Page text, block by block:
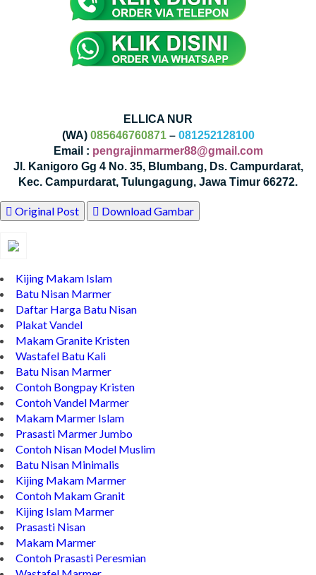
ELLICA NUR
(WA) 085646760871– 081252128100
Email : pengrajinmarmer88@gmail.com
Jl. Kanigoro Gg 4 No. 35, Blumbang, Ds. Campurdarat,
Kec. Campurdarat, Tulungagung, Jawa Timur 66272.
Original Post Download Gambar
Kijing Makam Islam
Batu Nisan Marmer
Daftar Harga Batu Nisan
Plakat Vandel
Makam Granite Kristen
Wastafel Batu Kali
Batu Nisan Marmer
Contoh Bongpay Kristen
Contoh Vandel Marmer
Makam Marmer Islam
Prasasti Marmer Jumbo
Contoh Nisan Model Muslim
Batu Nisan Minimalis
Kijing Makam Marmer
Contoh Makam Granit
Kijing Islam Marmer
Prasasti Nisan
Makam Marmer
Contoh Prasasti Peresmian